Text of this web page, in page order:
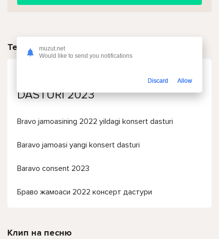
Текст песни
BRAVO JAMOASI - KONSERT
DASTURI 2023
Bravo jamoasining 2022 yildagi konsert dasturi
Baravo jamoasi yangi konsert dasturi
Baravo consent 2023
Браво жамоаси 2022 консерт дастури
Клип на песню
muzut.net
Would like to send you notifications
Discard Allow